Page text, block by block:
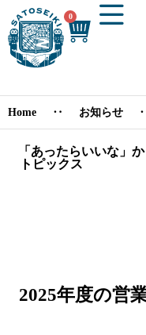
0
ABOUT
Home ‥ お知らせ
「あったらいいな」
トピックス
2025年度の営